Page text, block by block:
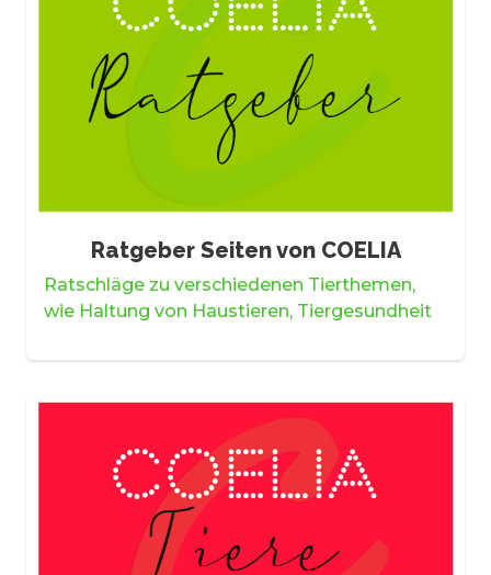
Ratgeber Seiten von COELIA
Ratschläge zu verschiedenen Tierthemen,
wie Haltung von Haustieren, Tiergesundheit